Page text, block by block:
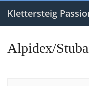
main
Klettersteig
Alpidex/